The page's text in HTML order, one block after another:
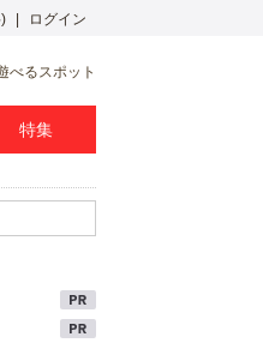
ログイン
べるスポット
特集